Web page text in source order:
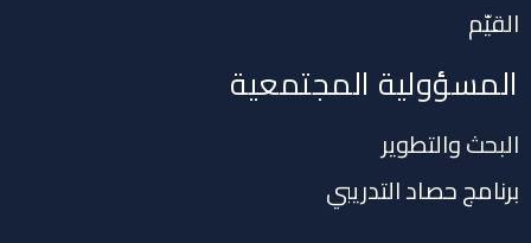
القيّم
المسؤولية المجتمعية
البحث والتطوير
برنامج حصاد التدريبي